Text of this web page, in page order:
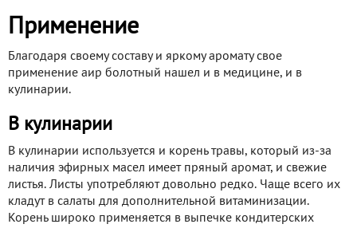
Применение
Благодаря своему составу и яркому аромату свое
применение аир болотный нашел и в медицине, и в
кулинарии.
В кулинарии
В кулинарии используется и корень травы, который из-за
наличия эфирных масел имеет пряный аромат, и свежие
листья. Листы употребляют довольно редко. Чаще всего их
кладут в салаты для дополнительной витаминизации.
Корень широко применяется в выпечке кондитерских